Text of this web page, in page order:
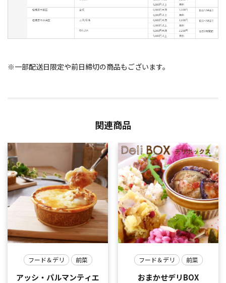
※一部配送日限定や前日締切の商品もございます。
関連商品
フード＆デリ 前菜
アッシ・パルマンティエ
フード＆デリ 前菜
おまかせデリBOX